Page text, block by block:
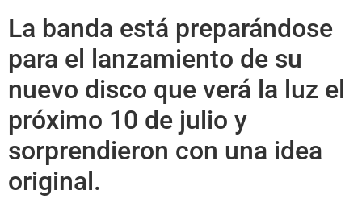
La banda está preparándose
para el lanzamiento de su
nuevo disco que verá la luz el
próximo 10 de julio y
sorprendieron con una idea
original.